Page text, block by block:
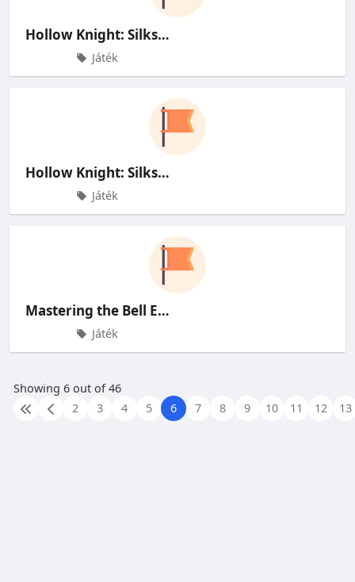
Hollow Knight: Silksong – How to
Játék
Hollow Knight: Silksong\u2019s M
Játék
Mastering the Bell Eater: Silkso
Játék
Showing 6 out of 46
2
3 4 5 6 7 8 9 10 11 12 13